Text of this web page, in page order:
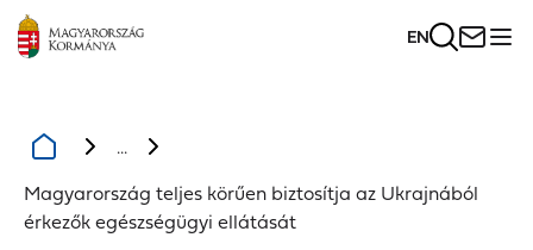
EN
...
Magyarország teljes körűen biztosítja az Ukrajnából
érkezők egészségügyi ellátását